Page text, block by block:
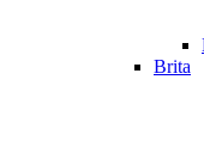
Brita